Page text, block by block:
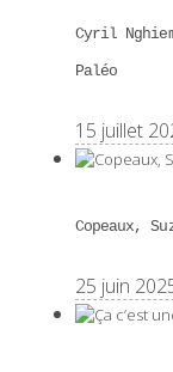
Cyril
Paléo
15 juillet
Copeaux,
25 juin